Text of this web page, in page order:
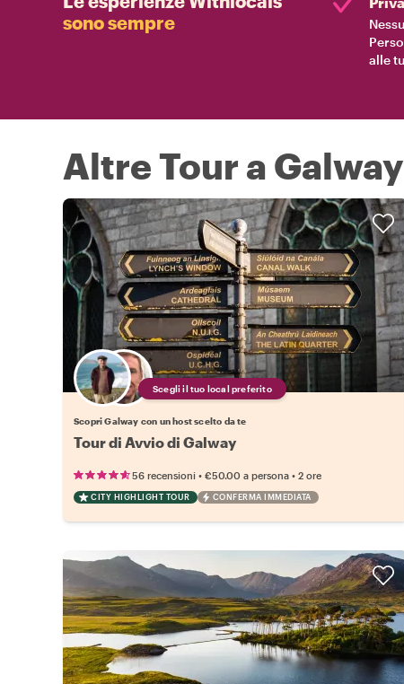
sono sempre
alle
Altre Tour a Galway
Scegli il tuo local preferito
Scopri Galway con un host scelto da te
Tour di Avvio di Galway
56 recensioni • €50.00 a persona • 2 ore
CITY HIGHLIGHT TOUR CONFERMA IMMEDIATA